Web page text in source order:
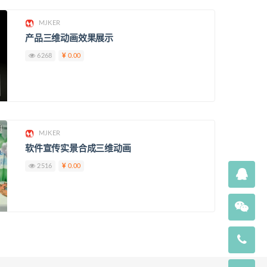
MJKER
产品三维动画效果展示
6268 0.00
MJKER
软件宣传实景合成三维动画
2516 0.00